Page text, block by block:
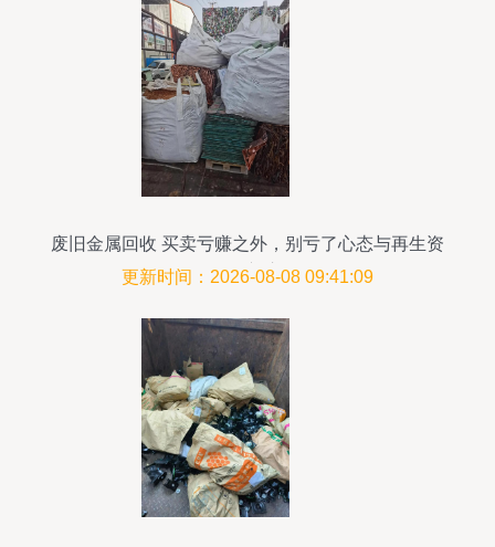
废旧金属回收 买卖亏赚之外，别亏了心态与再生资
源的初心
更新时间：2026-08-08 09:41:09